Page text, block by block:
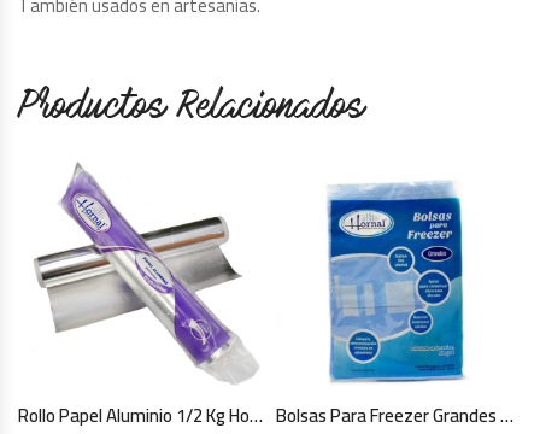
Productos Relacionados
Rollo Papel Aluminio 1/2 Kg Hornal Bolsas Para Freezer Grandes Hornal